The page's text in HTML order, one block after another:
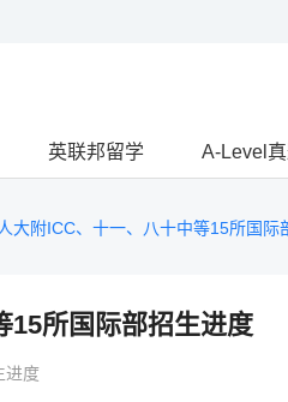
英联邦留学 A-Level
人大附ICC、十一、八十中等15所国际
15所国际部招生进度
进度